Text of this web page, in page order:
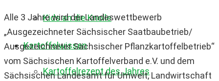
Kartoffelwissen
Kids an die Knolle
Kartoffelrezept des Jahres
Alle 3 Jahre wird der Landeswettbewerb
„Ausgezeichneter Sächsischer Saatbaubetrieb/
Ausgezeichneter Sächsischer Pflanzkartoffelbetrieb“
vom Sächsischen Kartoffelverband e.V. und dem
Sächsischen Landesamt für Umwelt, Landwirtschaft